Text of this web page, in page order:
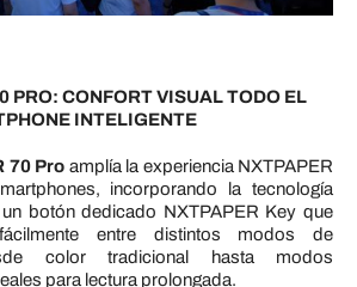
PRO: CONFORT VISUAL TODO EL
INTELIGENTE
70 Pro amplía la experiencia NXTPAPER
incorporando la tecnología
botón dedicado NXTPAPER Key que
entre distintos modos de
color tradicional hasta modos
para lectura prolongada.